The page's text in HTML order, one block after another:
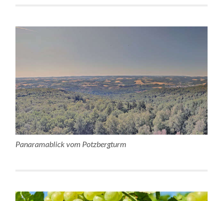
Panaramablick vom Potzbergturm